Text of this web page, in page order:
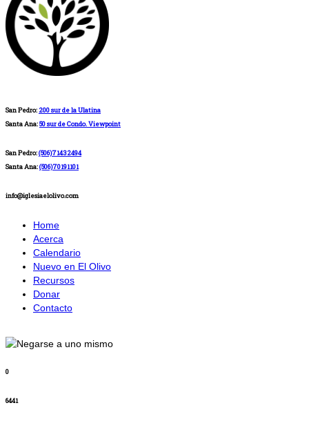
San Pedro: 200 sur de la Ulatina
Santa Ana:50 sur de Condo. Viewpoint
San Pedro:(506)71432494
Santa Ana:(506)70191101
info@iglesiaelolivo.com
Home
Acerca
Calendario
Nuevo en El Olivo
Recursos
Donar
Contacto
0
6441